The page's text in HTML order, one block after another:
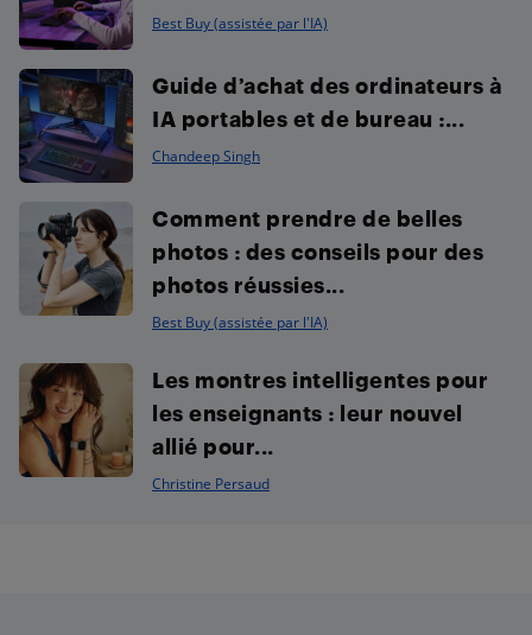
Best Buy (assistée par l'IA)
Guide d’achat des ordinateurs à
IA portables et de bureau :...
Chandeep Singh
Comment prendre de belles
photos : des conseils pour des
photos réussies...
Best Buy (assistée par l'IA)
Les montres intelligentes pour
les enseignants : leur nouvel
allié pour...
Christine Persaud